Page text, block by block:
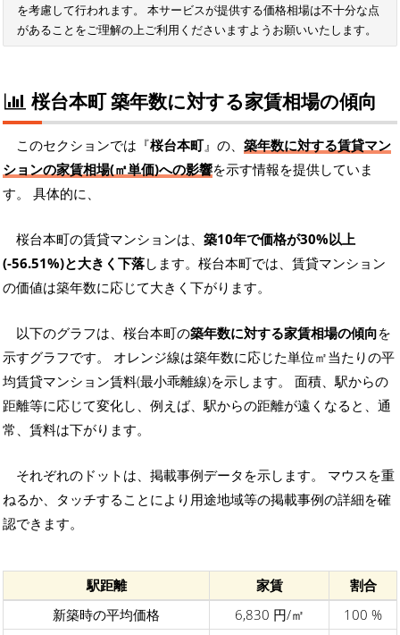
を考慮して行われます。 本サービスが提供する価格相場は不十分な点
があることをご理解の上ご利用くださいますようお願いいたします。
桜台本町 築年数に対する家賃相場の傾向
このセクションでは『桜台本町』の、 築年数に対する賃貸マン
ションの家賃相場(㎡単価)への影響を示す情報を提供していま
す。 具体的に、
桜台本町の賃貸マンションは、 築10年で価格が30%以上
(-56.51%)と大きく下落します。桜台本町では、賃貸マンション
の価値は築年数に応じて大きく下がります。
以下のグラフは、桜台本町の築年数に対する家賃相場の傾向を
示すグラフです。 オレンジ線は築年数に応じた単位㎡当たりの平
均賃貸マンション賃料(最小乖離線)を示します。 面積、駅からの
距離等に応じて変化し、例えば、駅からの距離が遠くなると、通
常、賃料は下がります。
それぞれのドットは、掲載事例データを示します。 マウスを重
ねるか、タッチすることにより用途地域等の掲載事例の詳細を確
認できます。
駅距離 家賃
割合
新築時の平均価格
6,830 円/㎡
100 %